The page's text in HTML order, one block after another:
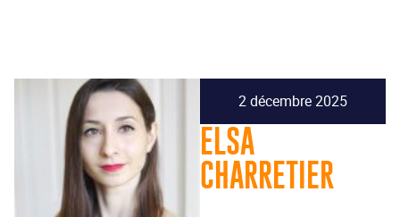
2 décembre 2025
ELSA
CHARRETIER